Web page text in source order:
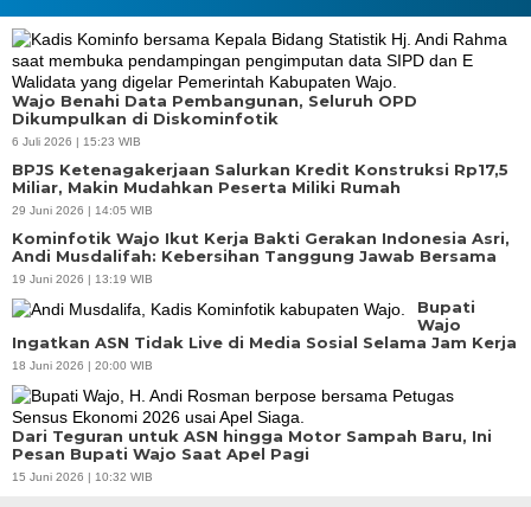
Wajo Benahi Data Pembangunan, Seluruh OPD
Dikumpulkan di Diskominfotik
6 Juli 2026 | 15:23 WIB
BPJS Ketenagakerjaan Salurkan Kredit Konstruksi Rp17,5
Miliar, Makin Mudahkan Peserta Miliki Rumah
29 Juni 2026 | 14:05 WIB
Kominfotik Wajo Ikut Kerja Bakti Gerakan Indonesia Asri,
Andi Musdalifah: Kebersihan Tanggung Jawab Bersama
19 Juni 2026 | 13:19 WIB
Bupati
Wajo
Ingatkan ASN Tidak Live di Media Sosial Selama Jam Kerja
18 Juni 2026 | 20:00 WIB
Dari Teguran untuk ASN hingga Motor Sampah Baru, Ini
Pesan Bupati Wajo Saat Apel Pagi
15 Juni 2026 | 10:32 WIB